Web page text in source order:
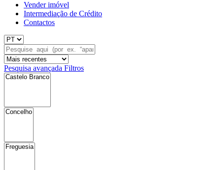
Vender imóvel
Intermediação de Crédito
Contactos
Pesquisa avançada Filtros